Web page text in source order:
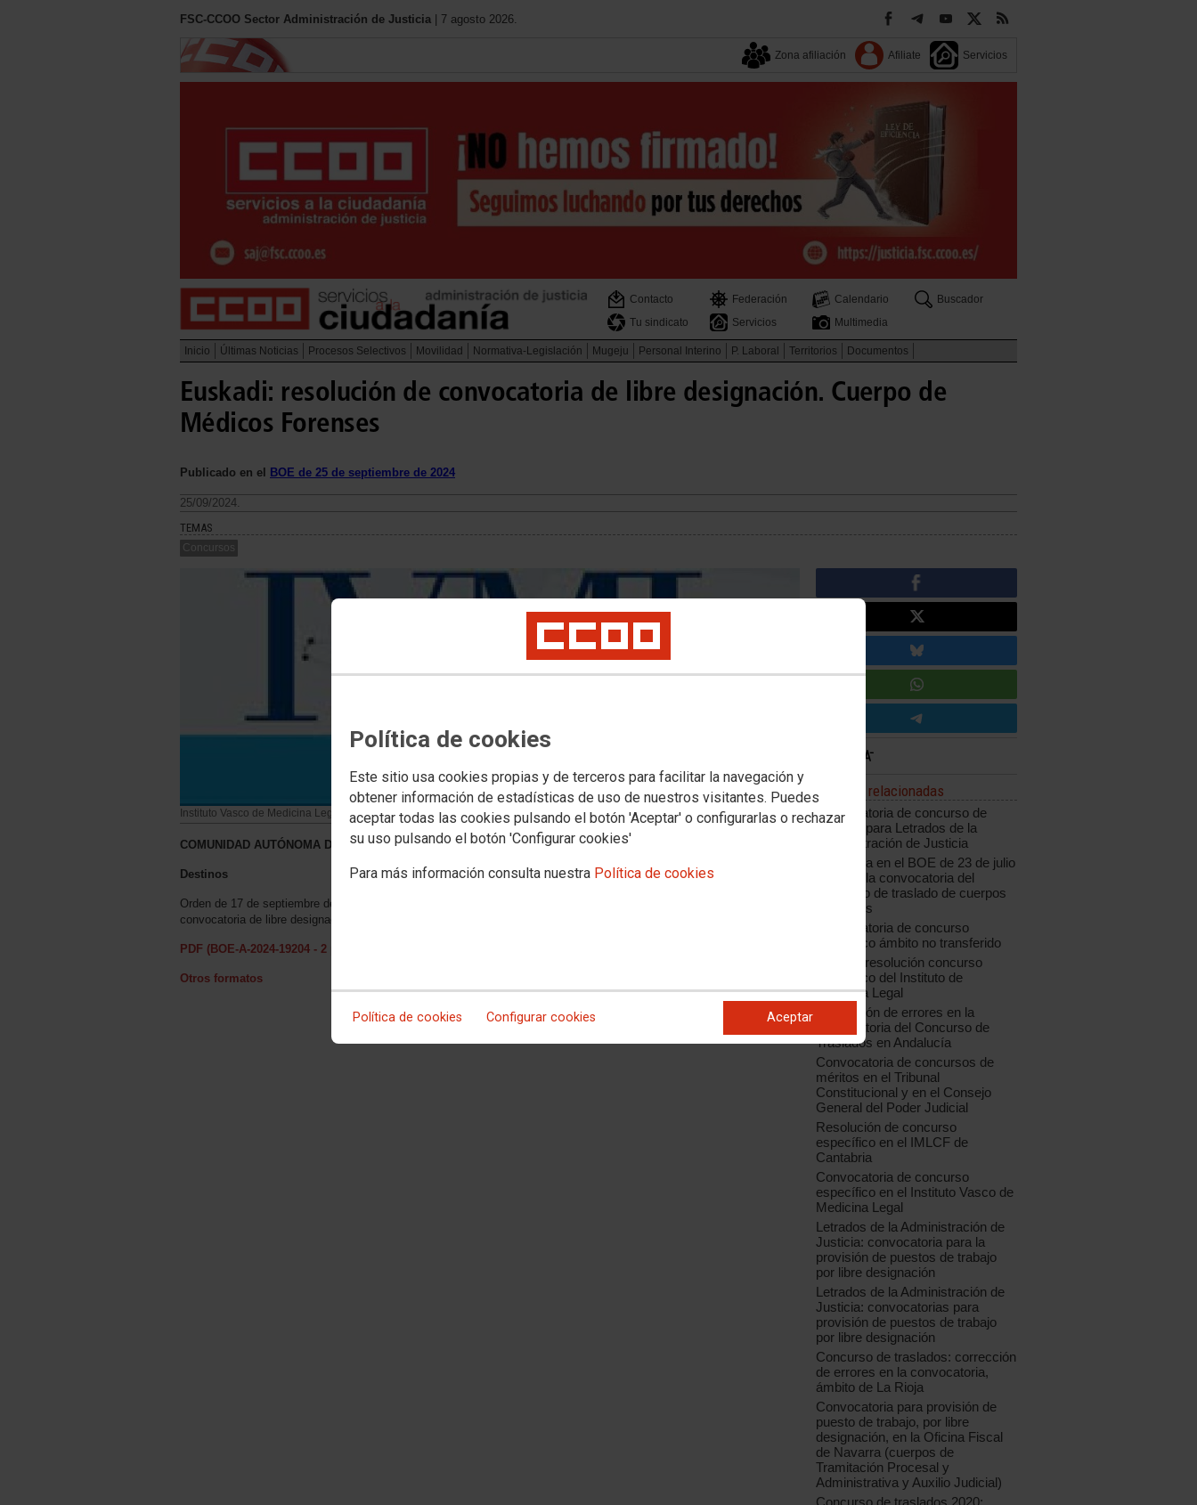
Política de cookies
Este sitio usa cookies propias y de terceros para facilitar la navegación y
obtener información de estadísticas de uso de nuestros visitantes. Puedes
aceptar todas las cookies pulsando el botón 'Aceptar' o configurarlas o rechazar
su uso pulsando el botón 'Configurar cookies'
Para más información consulta nuestra Política de cookies
Política de cookies Configurar cookies Aceptar
FSC-CCOO Sector Administración de Justicia | 7 agosto 2026.
Zona afiliación Afiliate Servicios
Contacto Federación Calendario
Buscador
Tu sindicato
Servicios Multimedia
Inicio Últimas Noticias Procesos Selectivos Movilidad Normativa-Legislación Mugeju Personal Interino P. Laboral Territorios Documentos
Euskadi: resolución de convocatoria de libre designación. Cuerpo de
Médicos Forenses
Publicado en el BOE de 25 de septiembre de 2024
25/09/2024.
TEMAS
Concursos
Instituto Vasco de Medicina Legal
COMUNIDAD AUTÓNOMA DEL PAÍS VASCO
Destinos
Orden de 17 de septiembre de 2024, del Departamento de Justicia y Derechos Humanos, por la que se resuelve la
convocatoria de libre designación, efectuada por Orden de 10 de junio de 2024, en el Instituto Vasco de Medicina Legal
PDF (BOE-A-2024-19204 - 2 págs. - 192 KB)
Otros formatos
Noticias relacionadas
Convocatoria de concurso de
traslado para Letrados de la
Administración de Justicia
Publicada en el BOE de 23 de julio
de 2018 la convocatoria del
concurso de traslado de cuerpos
generales
Convocatoria de concurso
específico ámbito no transferido
Aragón: resolución concurso
específico del Instituto de
Medicina Legal
Corrección de errores en la
convocatoria del Concurso de
Traslados en Andalucía
Convocatoria de concursos de
méritos en el Tribunal
Constitucional y en el Consejo
General del Poder Judicial
Resolución de concurso
específico en el IMLCF de
Cantabria
Convocatoria de concurso
específico en el Instituto Vasco de
Medicina Legal
Letrados de la Administración de
Justicia: convocatoria para la
provisión de puestos de trabajo
por libre designación
Letrados de la Administración de
Justicia: convocatorias para
provisión de puestos de trabajo
por libre designación
Concurso de traslados: corrección
de errores en la convocatoria,
ámbito de La Rioja
Convocatoria para provisión de
puesto de trabajo, por libre
designación, en la Oficina Fiscal
de Navarra (cuerpos de
Tramitación Procesal y
Administrativa y Auxilio Judicial)